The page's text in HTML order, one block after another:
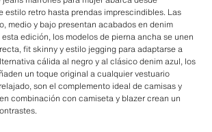
estilo retro hasta prendas imprescindibles. Las
medio y bajo presentan acabados en denim
edición, los modelos de pierna ancha se unen
fit skinny y estilo jegging para adaptarse a
cálida al negro y al clásico denim azul, los
un toque original a cualquier vestuario
son el complemento ideal de camisas y
combinación con camiseta y blazer crean un